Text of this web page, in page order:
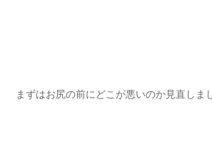
まずはお尻の前にどこが悪いのか見直しま